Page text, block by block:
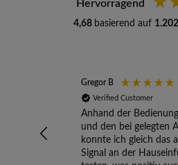
Hervorragend
4,68 basierend auf 1.202
Gregor B
Verified Customer
Anhand der
und den bei gelegten
konnte ich gleich das
Signal an der